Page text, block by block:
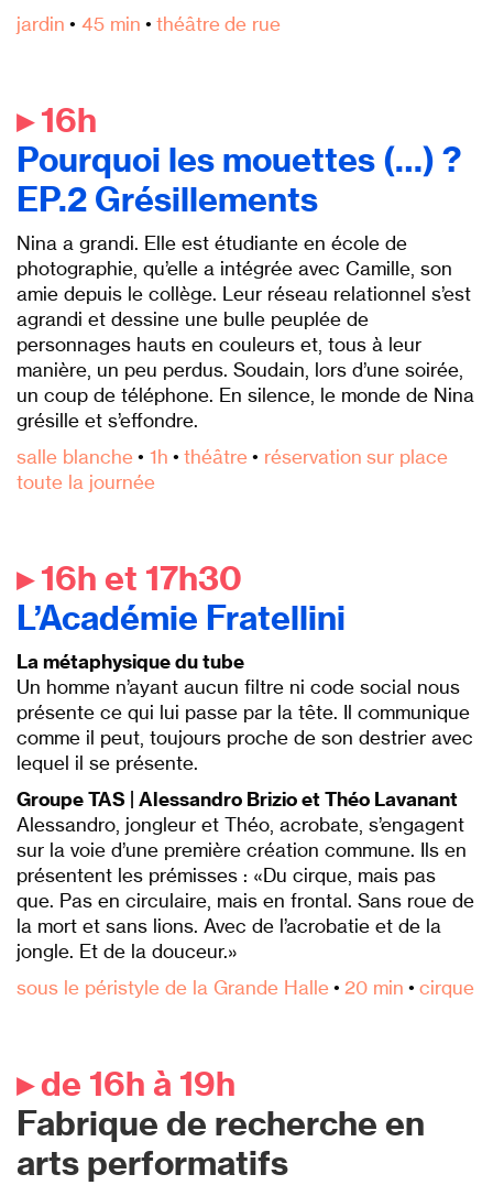
jardin • 45 min • théâtre de rue
▸ 16h
Pourquoi les mouettes (…) ?
EP.2 Grésillements
Nina a grandi. Elle est étudiante en école de
photographie, qu’elle a intégrée avec Camille, son
amie depuis le collège. Leur réseau relationnel s’est
agrandi et dessine une bulle peuplée de
personnages hauts en couleurs et, tous à leur
manière, un peu perdus. Soudain, lors d’une soirée,
un coup de téléphone. En silence, le monde de Nina
grésille et s’effondre.
salle blanche• 1h • théâtre• réservation sur place
toute la journée
▸ 16h et 17h30
L’Académie Fratellini
La métaphysique du tube
Un homme n’ayant aucun filtre ni code social nous
présente ce qui lui passe par la tête. Il communique
comme il peut, toujours proche de son destrier avec
lequel il se présente.
Groupe TAS | Alessandro Brizio et Théo Lavanant
Alessandro, jongleur et Théo, acrobate, s’engagent
sur la voie d’une première création commune. Ils en
présentent les prémisses : «Du cirque, mais pas
que. Pas en circulaire, mais en frontal. Sans roue de
la mort et sans lions. Avec de l’acrobatie et de la
jongle. Et de la douceur.»
sous le péristyle de la Grande Halle• 20 min • cirque
▸ de 16h à 19h
Fabrique de recherche en
arts performatifs